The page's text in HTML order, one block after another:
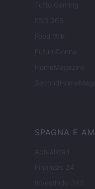
Tutto Gaming
ESG 365
Food Wiki
FuturoDonna
HomeMagazine
SPAGNA E
Actualidad
Finanzas 24
Investindo 365